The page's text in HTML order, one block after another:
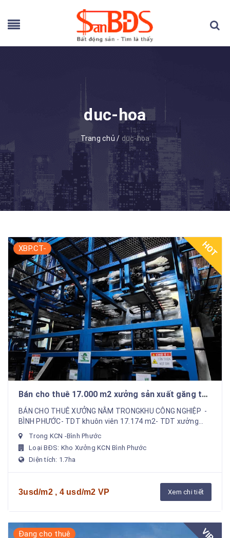
duc-hoa
Trang chủ / duc-hoa
XBP.CT- HOT
Bán cho thuê 17.000 m2 xưởng sản xuất găng tay
trong KCN bình phước
BÁN CHO THUÊ XƯỞNG NẰM TRONGKHU CÔNG NGHIỆP -
BÌNH PHƯỚC- TDT khuôn viên 17.174 m2- TDT xưởng
S.xuat : 10.000m2- Văn phòng riêng biệt 1.72...
Trong KCN -Bình Phước
Loại BĐS: Kho Xưởng KCN Bình Phước
Diện tích: 1.7ha
3usd/m2 , 4 usd/m2 VP Xem chi tiết
Đang cho thuê